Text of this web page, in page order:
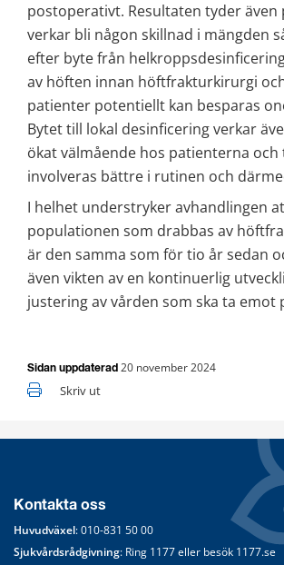
postoperativt. Resultaten tyder även
verkar bli någon skillnad i mängden
efter byte från
av höften innan höftfrakturkirurgi
patienter potentiellt kan besparas
Bytet till lokal desinficering verkar
ökat välmående hos patienterna och
involveras bättre i rutinen och
I helhet understryker avhandlingen
populationen som drabbas av
är den samma som för tio år sedan
även vikten av en kontinuerlig
justering av vården som ska ta emot
Sidan uppdaterad 20 november 2024
Skriv ut
Kontakta oss
Huvudväxel: 010-831 50 00
Sjukvårdsrådgivning: Ring 1177 eller besök 1177.se